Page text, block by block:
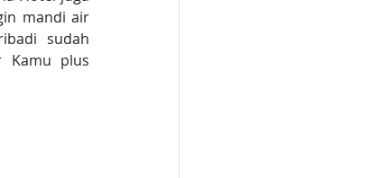
mandi air
sudah
Kamu plus